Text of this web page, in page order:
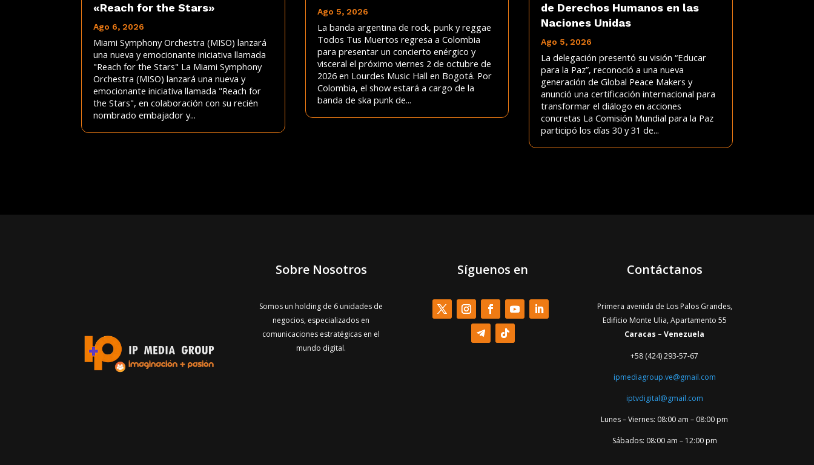
«Reach for the Stars»
Ago 6, 2026
Miami Symphony Orchestra (MISO) lanzará
una nueva y emocionante iniciativa llamada
"Reach for the Stars" La Miami Symphony
Orchestra (MISO) lanzará una nueva y
emocionante iniciativa llamada "Reach for
the Stars", en colaboración con su recién
nombrado embajador y...
Ago 5, 2026
La banda argentina de rock, punk y reggae
Todos Tus Muertos regresa a Colombia
para presentar un concierto enérgico y
visceral el próximo viernes 2 de octubre de
2026 en Lourdes Music Hall en Bogotá. Por
Colombia, el show estará a cargo de la
banda de ska punk de...
de Derechos Humanos en las
Naciones Unidas
Ago 5, 2026
La delegación presentó su visión “Educar
para la Paz”, reconoció a una nueva
generación de Global Peace Makers y
anunció una certificación internacional para
transformar el diálogo en acciones
concretas La Comisión Mundial para la Paz
participó los días 30 y 31 de...
Sobre Nosotros
Somos un holding de 6 unidades de
negocios, especializados en
comunicaciones estratégicas en el
mundo digital.
Síguenos en Contáctanos
Primera avenida de Los Palos Grandes,
Edificio Monte Ulia, Apartamento 55
Caracas – Venezuela
+58 (424) 293-57-67
ipmediagroup.ve@gmail.com
iptvdigital@gmail.com
Lunes – Viernes: 08:00 am – 08:00 pm
Sábados: 08:00 am – 12:00 pm